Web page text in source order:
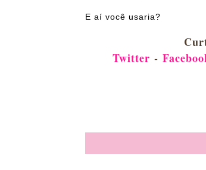
E aí você usaria?
Twitter -